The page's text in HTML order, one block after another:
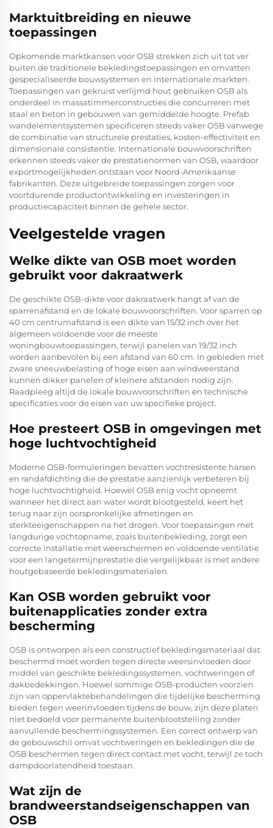
Marktuitbreiding en nieuwe
toepassingen
Opkomende marktkansen voor OSB strekken zich uit tot ver
buiten de traditionele bekledingstoepassingen en omvatten
gespecialiseerde bouwsystemen en internationale markten.
Toepassingen van gekruist verlijmd hout gebruiken OSB als
onderdeel in massatimmerconstructies die concurreren met
staal en beton in gebouwen van gemiddelde hoogte. Prefab
wandelementsystemen specificeren steeds vaker OSB vanwege
de combinatie van structurele prestaties, kosten-effectiviteit en
dimensionale consistentie. Internationale bouwvoorschriften
erkennen steeds vaker de prestatienormen van OSB, waardoor
exportmogelijkheden ontstaan voor Noord-Amerikaanse
fabrikanten. Deze uitgebreide toepassingen zorgen voor
voortdurende productontwikkeling en investeringen in
productiecapaciteit binnen de gehele sector.
Veelgestelde vragen
Welke dikte van OSB moet worden
gebruikt voor dakraatwerk
De geschikte OSB-dikte voor dakraatwerk hangt af van de
sparrenafstand en de lokale bouwvoorschriften. Voor sparren op
40 cm centrumafstand is een dikte van 15/32 inch over het
algemeen voldoende voor de meeste
woningbouwtoepassingen, terwijl panelen van 19/32 inch
worden aanbevolen bij een afstand van 60 cm. In gebieden met
zware sneeuwbelasting of hoge eisen aan windweerstand
kunnen dikker panelen of kleinere afstanden nodig zijn.
Raadpleeg altijd de lokale bouwvoorschriften en technische
specificaties voor de eisen van uw specifieke project.
Hoe presteert OSB in omgevingen met
hoge luchtvochtigheid
Moderne OSB-formuleringen bevatten vochtresistente harsen
en randafdichting die de prestatie aanzienlijk verbeteren bij
hoge luchtvochtigheid. Hoewel OSB enig vocht opneemt
wanneer het direct aan water wordt blootgesteld, keert het
terug naar zijn oorspronkelijke afmetingen en
sterkteeigenschappen na het drogen. Voor toepassingen met
langdurige vochtopname, zoals buitenbekleding, zorgt een
correcte installatie met weerschermen en voldoende ventilatie
voor een langetermijnprestatie die vergelijkbaar is met andere
houtgebaseerde bekledingsmaterialen.
Kan OSB worden gebruikt voor
buitenapplicaties zonder extra
bescherming
OSB is ontworpen als een constructief bekledingsmateriaal dat
beschermd moet worden tegen directe weersinvloeden door
middel van geschikte bekledingssystemen, vochtweringen of
dakbedekkingen. Hoewel sommige OSB-producten voorzien
zijn van oppervlaktebehandelingen die tijdelijke bescherming
bieden tegen weerinvloeden tijdens de bouw, zijn deze platen
niet bedoeld voor permanente buitenblootstelling zonder
aanvullende beschermingssystemen. Een correct ontwerp van
de gebouwschil omvat vochtweringen en bekledingen die de
OSB beschermen tegen direct contact met vocht, terwijl ze toch
dampdoorlatendheid toestaan.
Wat zijn de
brandweerstandseigenschappen van
OSB